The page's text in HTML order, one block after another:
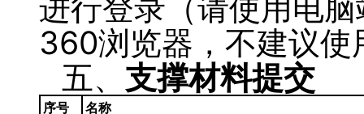
360浏览器，不建议使
五、 支撑材料提交
序号 名称